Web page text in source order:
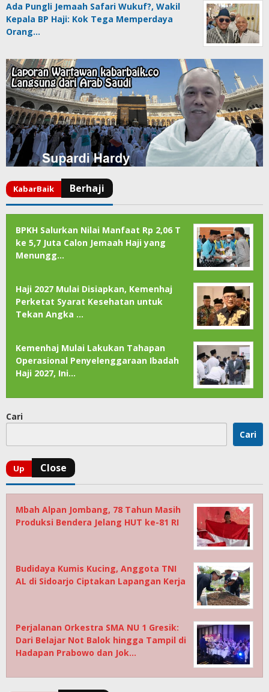
Ada Pungli Jemaah Safari Wukuf?, Wakil
Kepala BP Haji: Kok Tega Memperdaya
Orang…
BPKH Salurkan Nilai Manfaat Rp 2,06 T
ke 5,7 Juta Calon Jemaah Haji yang
Menungg…
Haji 2027 Mulai Disiapkan, Kemenhaj
Perketat Syarat Kesehatan untuk
Tekan Angka …
Kemenhaj Mulai Lakukan Tahapan
Operasional Penyelenggaraan Ibadah
Haji 2027, Ini…
Cari
Cari
Mbah Alpan Jombang, 78 Tahun Masih
Produksi Bendera Jelang HUT ke-81 RI
Budidaya Kumis Kucing, Anggota TNI
AL di Sidoarjo Ciptakan Lapangan Kerja
Perjalanan Orkestra SMA NU 1 Gresik:
Dari Belajar Not Balok hingga Tampil di
Hadapan Prabowo dan Jok…